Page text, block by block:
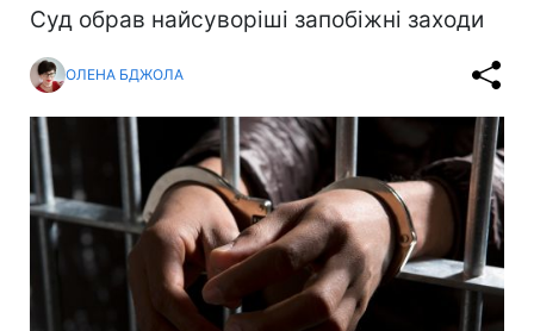
Суд обрав найсуворіші запобіжні заходи
ОЛЕНА БДЖОЛА